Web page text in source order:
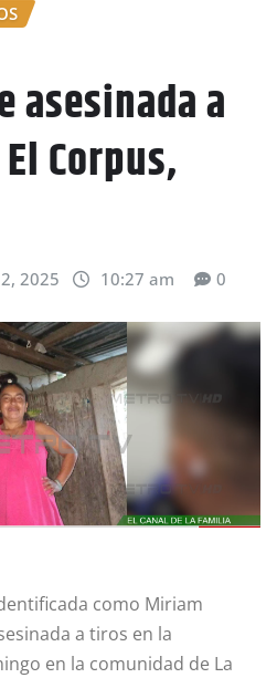
asesinada a
Corpus,
2025 10:27 am 0
como Miriam
a tiros en la
en la comunidad de La